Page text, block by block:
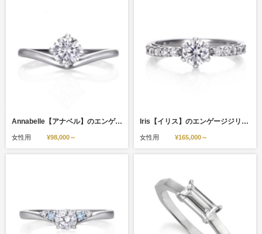
Annabelle【アナベル】のエンゲージジリング(婚約指輪)。
女性用 ¥98,000～
Iris【イリス】のエンゲージジリング(婚約指輪)。
女性用 ¥165,000～